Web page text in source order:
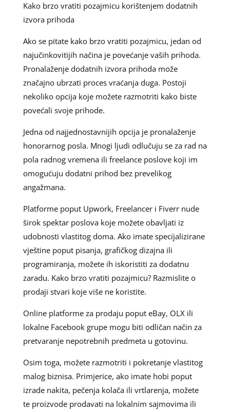
Kako brzo vratiti pozajmicu korištenjem dodatnih
izvora prihoda
Ako se pitate kako brzo vratiti pozajmicu, jedan od
najučinkovitijih načina je povećanje vaših prihoda.
Pronalaženje dodatnih izvora prihoda može
značajno ubrzati proces vraćanja duga. Postoji
nekoliko opcija koje možete razmotriti kako biste
povećali svoje prihode.
Jedna od najjednostavnijih opcija je pronalaženje
honorarnog posla. Mnogi ljudi odlučuju se za rad na
pola radnog vremena ili freelance poslove koji im
omogućuju dodatni prihod bez prevelikog
angažmana.
Platforme poput Upwork, Freelancer i Fiverr nude
širok spektar poslova koje možete obavljati iz
udobnosti vlastitog doma. Ako imate specijalizirane
vještine poput pisanja, grafičkog dizajna ili
programiranja, možete ih iskoristiti za dodatnu
zaradu. Kako brzo vratiti pozajmicu? Razmislite o
prodaji stvari koje više ne koristite.
Online platforme za prodaju poput eBay, OLX ili
lokalne Facebook grupe mogu biti odličan način za
pretvaranje nepotrebnih predmeta u gotovinu.
Osim toga, možete razmotriti i pokretanje vlastitog
malog biznisa. Primjerice, ako imate hobi poput
izrade nakita, pečenja kolača ili vrtlarenja, možete
te proizvode prodavati na lokalnim sajmovima ili